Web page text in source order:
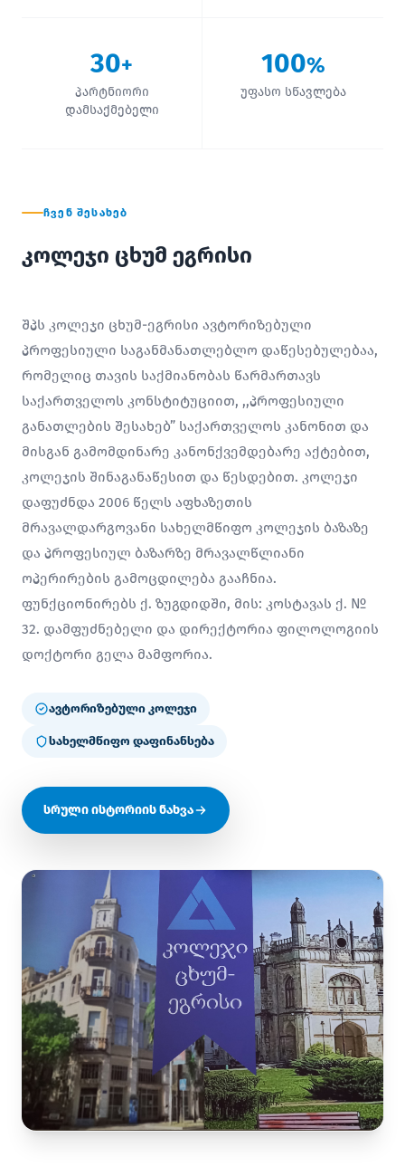
30+
პარტნიორი
დამსაქმებელი
100%
უფასო სწავლება
ᲩᲕᲔᲜ ᲨᲔᲡᲐᲮᲔᲑ
კოლეჯი ცხუმ ეგრისი
შპს კოლეჯი ცხუმ-ეგრისი ავტორიზებული
პროფესიული საგანმანათლებლო დაწესებულებაა,
რომელიც თავის საქმიანობას წარმართავს
საქართველოს კონსტიტუციით, ,,პროფესიული
განათლების შესახებ” საქართველოს კანონით და
მისგან გამომდინარე კანონქვემდებარე აქტებით,
კოლეჯის შინაგანაწესით და წესდებით. კოლეჯი
დაფუძნდა 2006 წელს აფხაზეთის
მრავალდარგოვანი სახელმწიფო კოლეჯის ბაზაზე
და პროფესიულ ბაზარზე მრავალწლიანი
ოპერირების გამოცდილება გააჩნია.
ფუნქციონირებს ქ. ზუგდიდში, მის: კოსტავას ქ. №
32. დამფუძნებელი და დირექტორია ფილოლოგიის
დოქტორი გელა მამფორია.
ავტორიზებული კოლეჯი
სახელმწიფო დაფინანსება
სრული ისტორიის ნახვა